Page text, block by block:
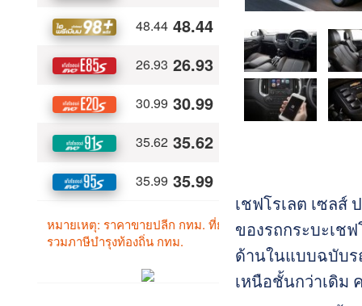
เชฟโรเลต เซลส์
ของรถกระบะเช
ด้านในแบบฉบับร
เหนือชั้นกว่าเดิม